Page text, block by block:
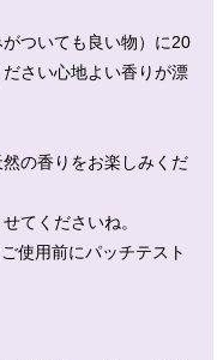
ついても良い物）に20
さい心地よい香りが漂
の香りをお楽しみくだ
てくださいね。
使用前にパッチテスト